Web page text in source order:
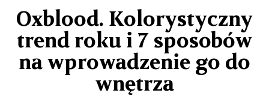
Oxblood. Kolorystyczny
trend roku i 7 sposobów
na wprowadzenie go do
wnętrza